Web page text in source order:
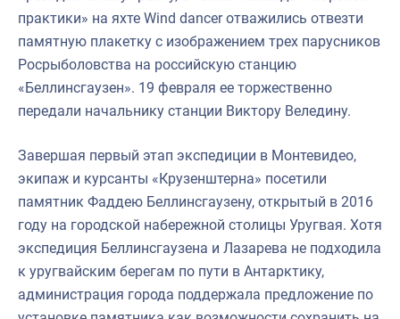
практики» на яхте Wind dancer отважились отвезти
памятную плакетку с изображением трех парусников
Росрыболовства на российскую станцию
«Беллинсгаузен». 19 февраля ее торжественно
передали начальнику станции Виктору Веледину.
Завершая первый этап экспедиции в Монтевидео,
экипаж и курсанты «Крузенштерна» посетили
памятник Фаддею Беллинсгаузену, открытый в 2016
году на городской набережной столицы Уругвая. Хотя
экспедиция Беллинсгаузена и Лазарева не подходила
к уругвайским берегам по пути в Антарктику,
администрация города поддержала предложение по